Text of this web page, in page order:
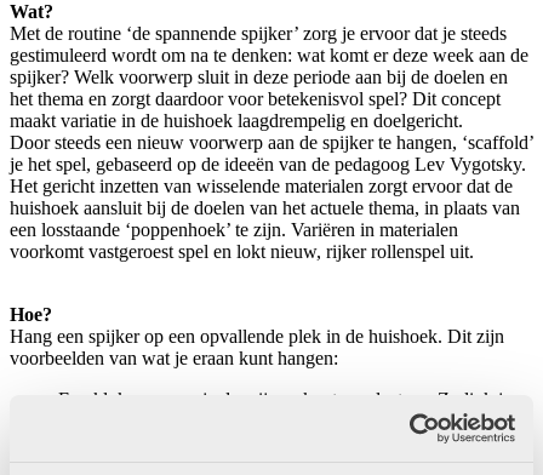
Wat?
Met de routine ‘de spannende spijker’ zorg je ervoor dat je steeds
gestimuleerd wordt om na te denken: wat komt er deze week aan de
spijker? Welk voorwerp sluit in deze periode aan bij de doelen en
het thema en zorgt daardoor voor betekenisvol spel? Dit concept
maakt variatie in de huishoek laagdrempelig en doelgericht.
Door steeds een nieuw voorwerp aan de spijker te hangen, ‘scaffold’
je het spel, gebaseerd op de ideeën van de pedagoog Lev Vygotsky.
Het gericht inzetten van wisselende materialen zorgt ervoor dat de
huishoek aansluit bij de doelen van het actuele thema, in plaats van
een losstaande ‘poppenhoek’ te zijn. Variëren in materialen
voorkomt vastgeroest spel en lokt nieuw, rijker rollenspel uit.
Hoe?
Hang een spijker op een opvallende plek in de huishoek. Dit zijn
voorbeelden van wat je eraan kunt hangen:
Een klok waarvan je de wijzers kunt verplaatsen. Zo link je
naar tijd meten. Kinderen gebruiken dit in hun spel: “Het is